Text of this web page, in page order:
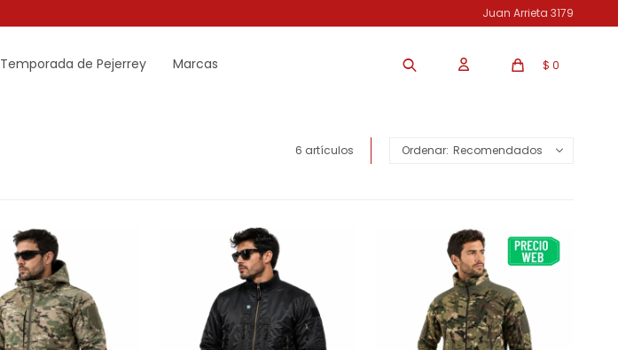
Temporada de Pejerrey Marcas $ 0
Juan Arrieta 3179
6 artículos Recomendados